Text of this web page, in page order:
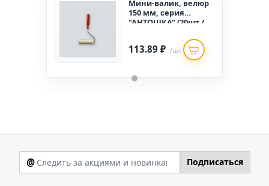
Мини-валик, велюр
150 мм, серия
"АНТОШКА" (20шт./
113.89 ₽ / шт.
@ Подписаться